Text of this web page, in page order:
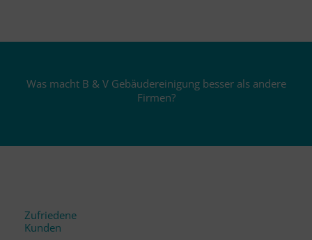
Was macht B & V Gebäudereinigung besser als andere
Firmen?
Zufriedene
Kunden